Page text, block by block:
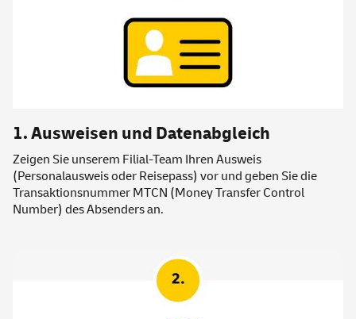
1. Ausweisen und Datenabgleich
Zeigen Sie unserem Filial-Team Ihren Ausweis
(Personalausweis oder Reisepass) vor und geben Sie die
Transaktionsnummer MTCN (Money Transfer Control
Number) des Absenders an.